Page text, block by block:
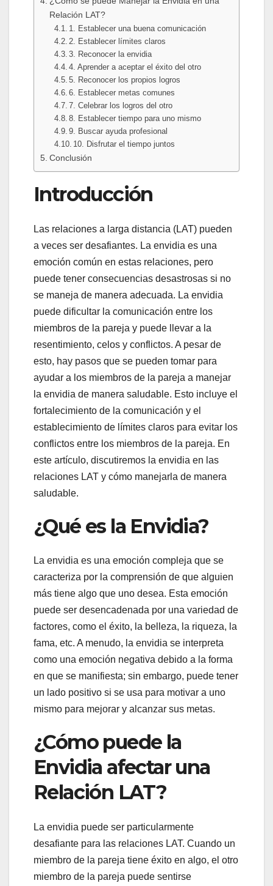
Relación LAT?
1. Establecer una buena comunicación
2. Establecer límites claros
3. Reconocer la envidia
4. Aprender a aceptar el éxito del otro
5. Reconocer los propios logros
6. Establecer metas comunes
7. Celebrar los logros del otro
8. Establecer tiempo para uno mismo
9. Buscar ayuda profesional
10. Disfrutar el tiempo juntos
Conclusión
Introducción
Las relaciones a larga distancia (LAT) pueden
a veces ser desafiantes. La envidia es una
emoción común en estas relaciones, pero
puede tener consecuencias desastrosas si no
se maneja de manera adecuada. La envidia
puede dificultar la comunicación entre los
miembros de la pareja y puede llevar a la
resentimiento, celos y conflictos. A pesar de
esto, hay pasos que se pueden tomar para
ayudar a los miembros de la pareja a manejar
la envidia de manera saludable. Esto incluye el
fortalecimiento de la comunicación y el
establecimiento de límites claros para evitar los
conflictos entre los miembros de la pareja. En
este artículo, discutiremos la envidia en las
relaciones LAT y cómo manejarla de manera
saludable.
¿Qué es la Envidia?
La envidia es una emoción compleja que se
caracteriza por la comprensión de que alguien
más tiene algo que uno desea. Esta emoción
puede ser desencadenada por una variedad de
factores, como el éxito, la belleza, la riqueza, la
fama, etc. A menudo, la envidia se interpreta
como una emoción negativa debido a la forma
en que se manifiesta; sin embargo, puede tener
un lado positivo si se usa para motivar a uno
mismo para mejorar y alcanzar sus metas.
¿Cómo puede la
Envidia afectar una
Relación LAT?
La envidia puede ser particularmente
desafiante para las relaciones LAT. Cuando un
miembro de la pareja tiene éxito en algo, el otro
miembro de la pareja puede sentirse